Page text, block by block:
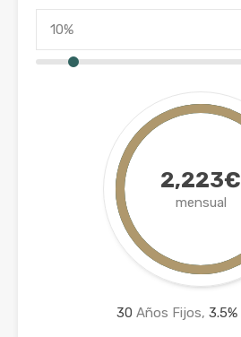
2,223€
mensual
30 Años Fijos, 3.5%